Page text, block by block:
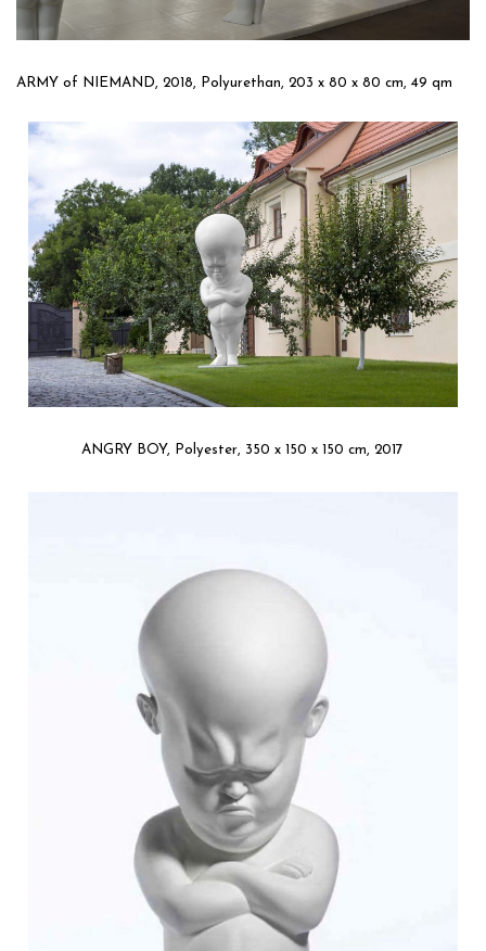
ARMY of NIEMAND, 2018, Polyurethan, 203 x 80 x 80 cm, 49 qm
ANGRY BOY, Polyester, 350 x 150 x 150 cm, 2017